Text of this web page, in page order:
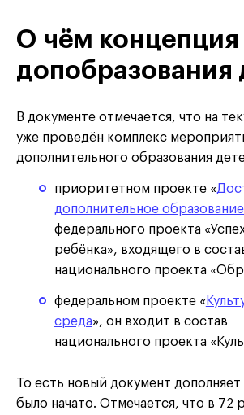
О чём концепция
допобразования
В документе отмечается, что на
уже проведён комплекс
дополнительного образования
приоритетном проекте «
дополнительное
федерального проекта
ребёнка», входящего в
национального проекта
федеральном проекте «
среда», он входит в состав
национального проекта
То есть новый документ дополняет
было начато. Отмечается, что в 72